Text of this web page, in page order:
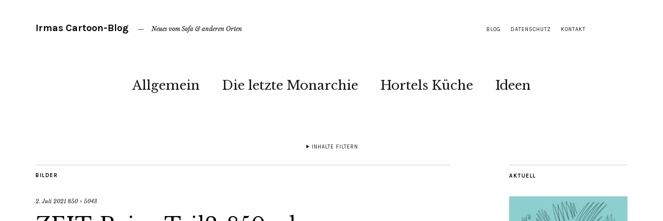
BLOG DATENSCHUTZ KONTAKT
Irmas Cartoon-Blog Neues vom Sofa & anderen Orten
Allgemein Die letzte Monarchie Hortels Küche Ideen
INHALTE FILTERN
BILDER
2. Juli 2021 850 × 5043
AKTUELL